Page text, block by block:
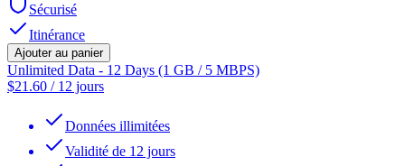
Sécurisé
Itinérance
Ajouter au panier
Unlimited Data - 12 Days (1 GB / 5 MBPS)
$21.60 / 12 jours
Données illimitées
Validité de 12 jours